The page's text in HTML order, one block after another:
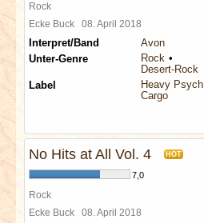
Rock
Ecke Buck 08. April 2018
Interpret/Band
Avon
Unter-Genre
Rock
Desert-Rock
Label
Heavy Psych
Cargo
No Hits at All Vol. 4 HOT
7,0
Rock
Ecke Buck 08. April 2018